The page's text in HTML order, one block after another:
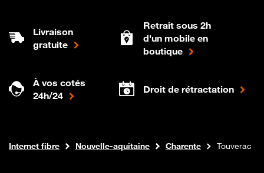
Livraison
gratuite
Retrait sous 2h
d'un mobile en
boutique
À vos cotés
24h/24
Droit de rétractation
Boutique Orange
Internet fibre Nouvelle-aquitaine Charente Touverac